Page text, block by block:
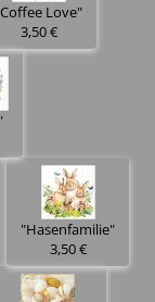
Love"
3,50 €
"Hasenfamilie"
3,50 €